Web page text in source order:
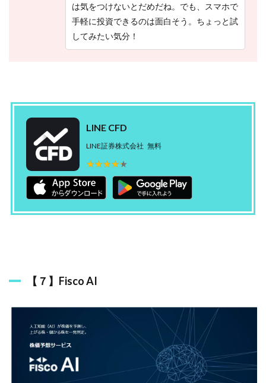
は気をつけないとだめだね。でも、スマホで
手軽に投資できるのは面白そう。ちょっと試
してみたい気分！
LINE CFD
LINE証券株式会社 無料
★★★★★
★★★★★
【７】Fisco AI